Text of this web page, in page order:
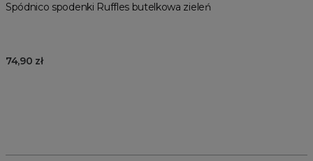
Spódnico spodenki Ruffles butelkowa zieleń
74,90 zł